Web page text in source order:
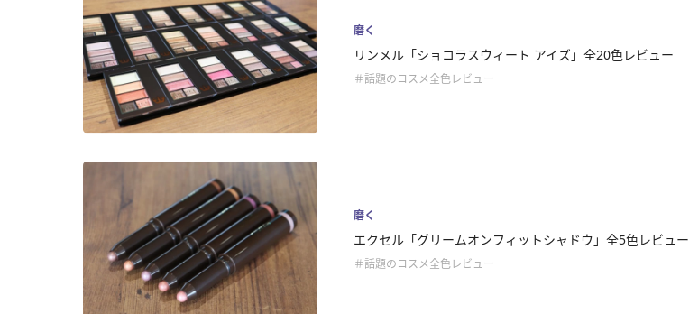
磨く
リンメル「ショコラスウィート アイズ」全20色レビュー
＃話題のコスメ全色レビュー
磨く
エクセル「グリームオンフィットシャドウ」全5色レビュー
＃話題のコスメ全色レビュー